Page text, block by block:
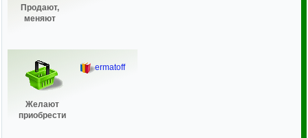
Продают,
меняют
Желают
приобрести
ermatoff